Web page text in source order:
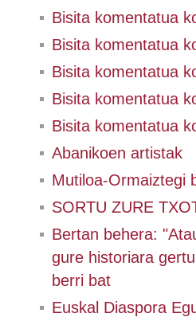
Bisita komentatua
Bisita komentatua
Bisita komentatua
Bisita komentatua
Bisita komentatua
Abanikoen artistak
Mutiloa-Ormaiztegi
SORTU ZURE
Bertan behera:
gure historiara
berri bat
Euskal Diaspora